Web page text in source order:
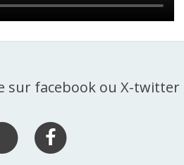
sur facebook ou X-twitter